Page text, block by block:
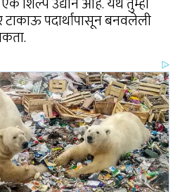
पदार्थांपासून बनवलेली